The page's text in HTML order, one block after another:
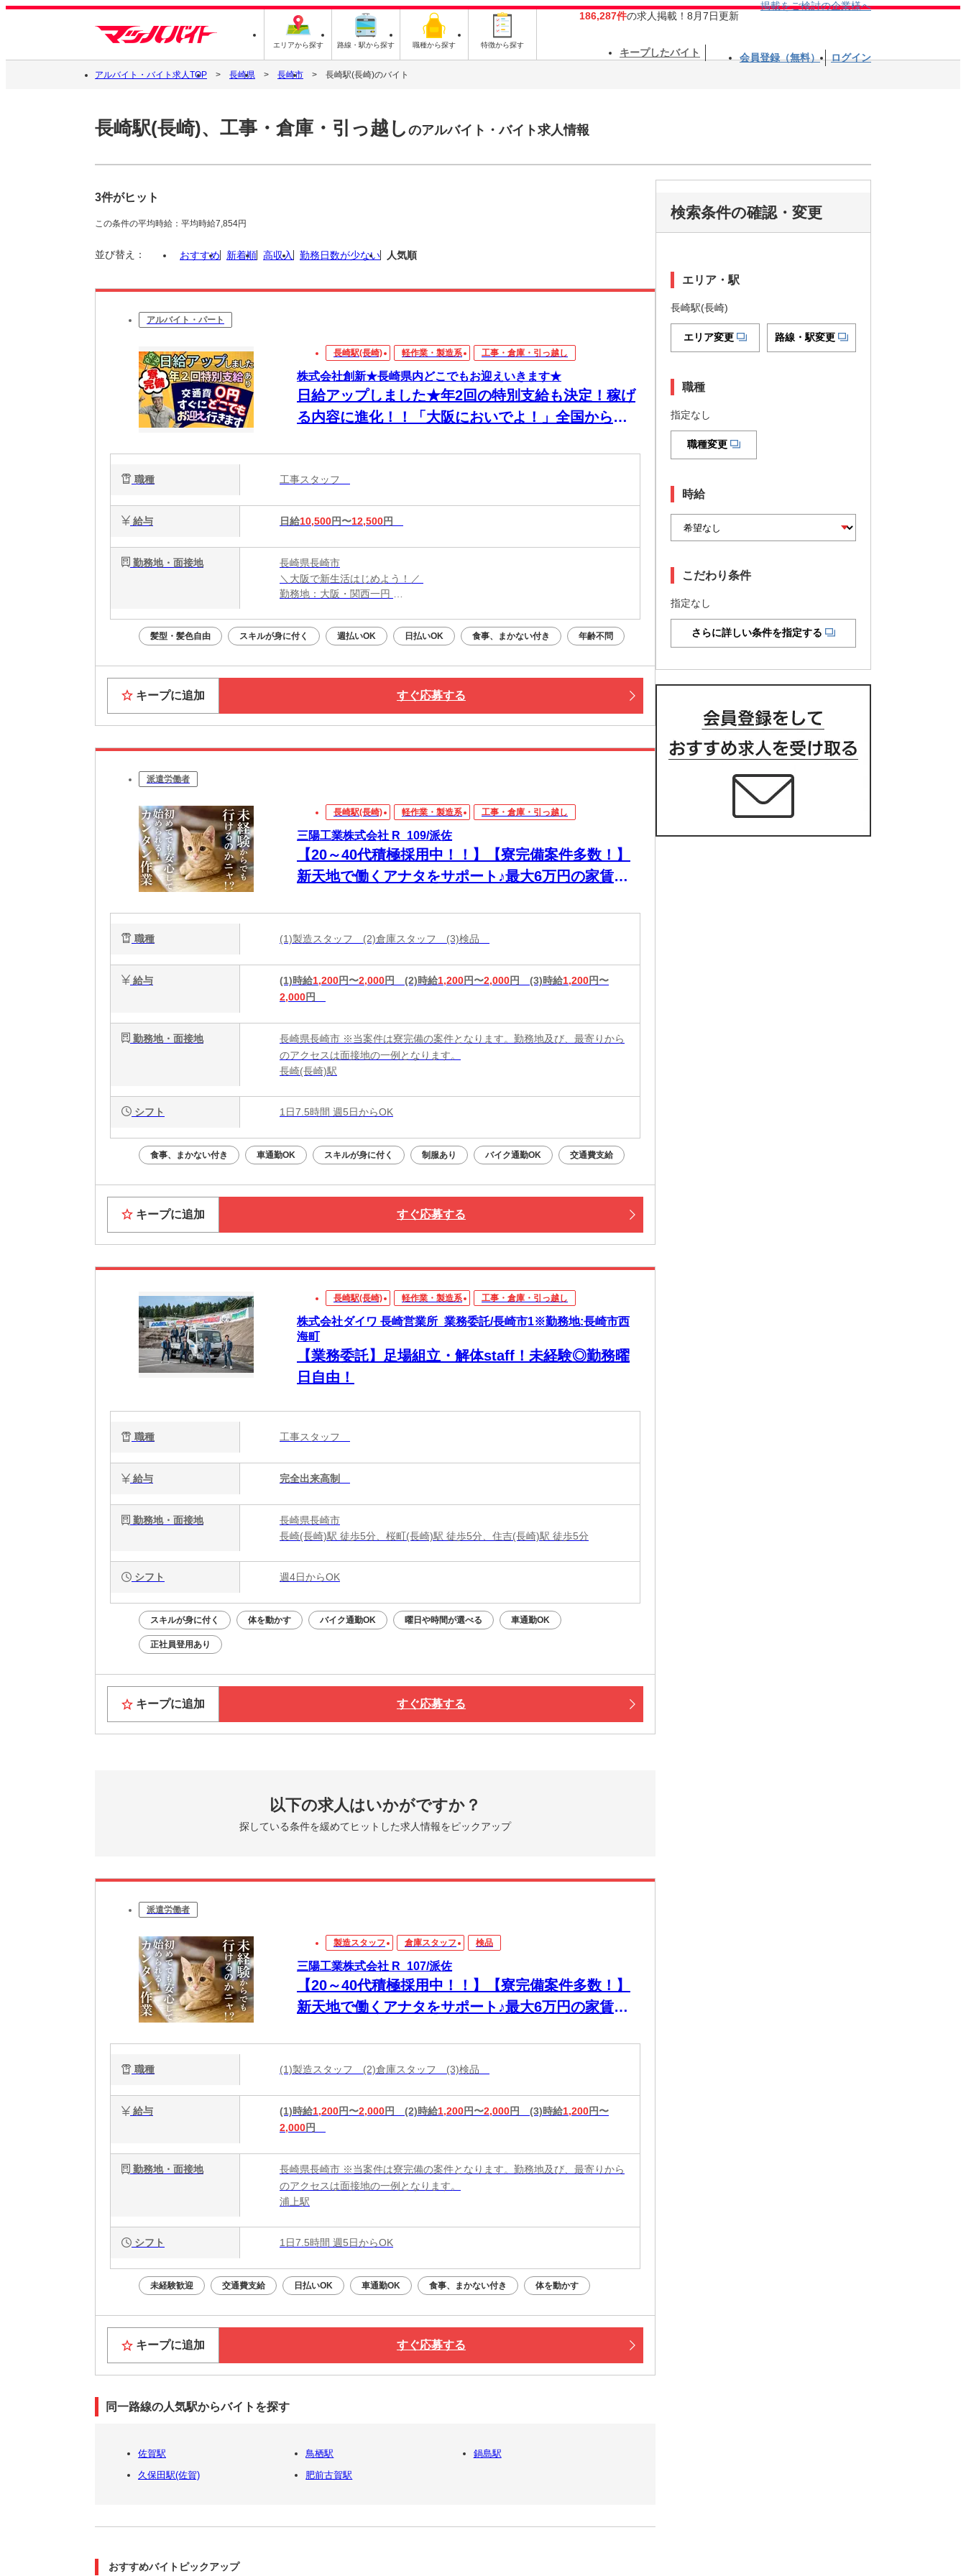
エリアから探す 路線・駅から探す 職種から探す 特徴から探す
186,287件の求人掲載！8月7日更新
掲載をご検討の企業様へ
キープしたバイト 会員登録（無料） ログイン
アルバイト・バイト求人TOP 長崎県 長崎市 長崎駅(長崎)のバイト
長崎駅(長崎)、工事・倉庫・引っ越し のアルバイト・バイト求人情報
3件がヒット
この条件の平均時給：平均時給7,854円
並び替え： おすすめ 新着順 高収入 勤務日数が少ない 人気順
アルバイト・パート
長崎駅(長崎) 軽作業・製造系 工事・倉庫・引っ越し
株式会社創新★長崎県内どこでもお迎えいきます★
日給アップしました★年2回の特別支給も決定！稼げ
る内容に進化！！「大阪においでよ！」全国からス
職種 工事スタッフ
給与 日給10,500円〜12,500円
勤務地・面接地
長崎県長崎市
＼大阪で新生活はじめよう！／
勤務地：大阪・関西一円
お近くまでお迎えに行きますよ！
★すぐに住める【寮完備】
Wi-Fiもあり！カバンひとつで入居OK！
★休日は大阪の街を満喫
6月には新しい寮もOPENしました！
大阪で「働く・暮らす・楽しむ」全部叶います！
髪型・髪色自由 スキルが身に付く 週払いOK 日払いOK 食事、まかない付き 年齢不問
キープに追加 すぐ応募する
派遣労働者
長崎駅(長崎) 軽作業・製造系 工事・倉庫・引っ越し
三陽工業株式会社 R_109/派佐
【20～40代積極採用中！！】【寮完備案件多数！】
新天地で働くアナタをサポート♪最大6万円の家賃補
職種 (1)製造スタッフ (2)倉庫スタッフ (3)検品
給与 (1)時給1,200円〜2,000円 (2)時給1,200円〜2,000円 (3)時給1,200円〜
2,000円
勤務地・面接地
長崎県長崎市 ※当案件は寮完備の案件となります。勤務地及び、最寄りから
のアクセスは面接地の一例となります。
長崎(長崎)駅
シフト 1日7.5時間 週5日からOK
食事、まかない付き 車通勤OK スキルが身に付く 制服あり バイク通勤OK 交通費支給
キープに追加 すぐ応募する
長崎駅(長崎) 軽作業・製造系 工事・倉庫・引っ越し
株式会社ダイワ 長崎営業所_業務委託/長崎市1※勤務地:長崎市西
海町
【業務委託】足場組立・解体staff！未経験◎勤務曜
日自由！
職種 工事スタッフ
給与 完全出来高制
勤務地・面接地
長崎県長崎市
長崎(長崎)駅 徒歩5分、桜町(長崎)駅 徒歩5分、住吉(長崎)駅 徒歩5分
シフト 週4日からOK
スキルが身に付く 体を動かす バイク通勤OK 曜日や時間が選べる 車通勤OK
正社員登用あり
キープに追加 すぐ応募する
以下の求人はいかがですか？
探している条件を緩めてヒットした求人情報をピックアップ
派遣労働者
製造スタッフ 倉庫スタッフ 検品
三陽工業株式会社 R_107/派佐
【20～40代積極採用中！！】【寮完備案件多数！】
新天地で働くアナタをサポート♪最大6万円の家賃補
職種 (1)製造スタッフ (2)倉庫スタッフ (3)検品
給与 (1)時給1,200円〜2,000円 (2)時給1,200円〜2,000円 (3)時給1,200円〜
2,000円
勤務地・面接地
長崎県長崎市 ※当案件は寮完備の案件となります。勤務地及び、最寄りから
のアクセスは面接地の一例となります。
浦上駅
シフト 1日7.5時間 週5日からOK
未経験歓迎 交通費支給 日払いOK 車通勤OK 食事、まかない付き 体を動かす
キープに追加 すぐ応募する
同一路線の人気駅からバイトを探す
佐賀駅 鳥栖駅
鍋島駅
久保田駅(佐賀)
肥前古賀駅
おすすめバイトピックアップ
検索条件の確認・変更
エリア・駅
長崎駅(長崎)
エリア変更 路線・駅変更
職種
指定なし
職種変更
時給
こだわり条件
指定なし
さらに詳しい条件を指定する